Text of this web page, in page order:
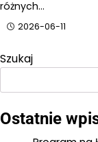
różnych…
2026-06-11
Szukaj
Ostatnie